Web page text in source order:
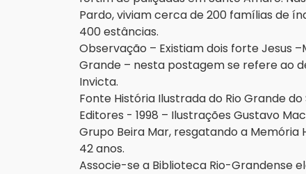
Pardo, viviam cerca de 200 famílias de
400 estâncias.
Observação – Existiam dois forte Jesus
Grande – nesta postagem se refere ao
Invicta.
Fonte História Ilustrada do Rio Grande
Editores - 1998 – Ilustrações Gustavo
Grupo Beira Mar, resgatando a
42 anos.
Associe-se a Biblioteca Rio-Grandense